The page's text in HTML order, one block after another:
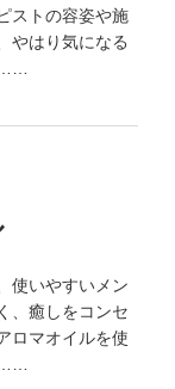
ストの容姿や施
やはり気になる
使いやすいメン
、癒しをコンセ
ロマオイルを使